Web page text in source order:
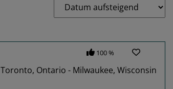
100 %
Toronto, Ontario - Milwaukee, Wisconsin